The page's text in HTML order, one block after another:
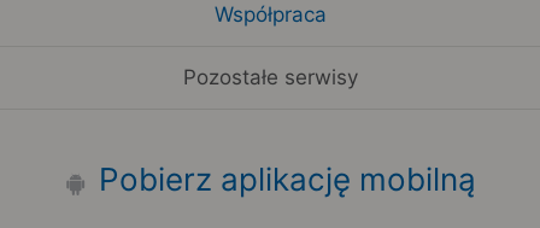
Współpraca
Pozostałe serwisy
Pobierz aplikację mobilną